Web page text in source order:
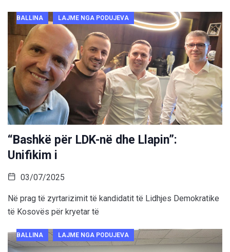
BALLINA LAJME NGA PODUJEVA
“Bashkë për LDK-në dhe Llapin”:
Unifikim i
03/07/2025
Në prag të zyrtarizimit të kandidatit të Lidhjes Demokratike
të Kosovës për kryetar të
BALLINA LAJME NGA PODUJEVA